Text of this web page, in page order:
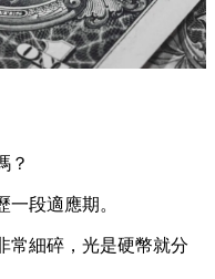
？
段適應期。
常細碎，光是硬幣就分